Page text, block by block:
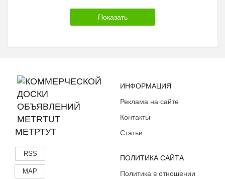
МЕТРТУТ
RSS
MAP
ИНФОРМАЦИЯ
Реклама на сайте
Контакты
Статьи
ПОЛИТИКА САЙТА
Политика в отношении